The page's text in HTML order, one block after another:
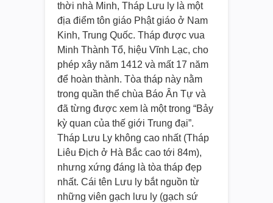
thời nhà Minh, Tháp Lưu ly là một
địa điểm tôn giáo Phật giáo ở Nam
Kinh, Trung Quốc. Tháp được vua
Minh Thành Tổ, hiệu Vĩnh Lạc, cho
phép xây năm 1412 và mất 17 năm
để hoàn thành. Tòa tháp này nằm
trong quần thể chùa Báo Ân Tự và
đã từng được xem là một trong “Bảy
kỳ quan của thế giới Trung đại”.
Tháp Lưu Ly không cao nhất (Tháp
Liêu Địch ở Hà Bắc cao tới 84m),
nhưng xứng đáng là tòa tháp đẹp
nhất. Cái tên Lưu ly bắt nguồn từ
những viên gạch lưu ly (gạch sứ